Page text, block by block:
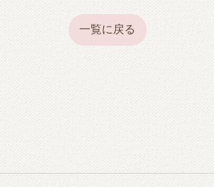
一覧に戻る